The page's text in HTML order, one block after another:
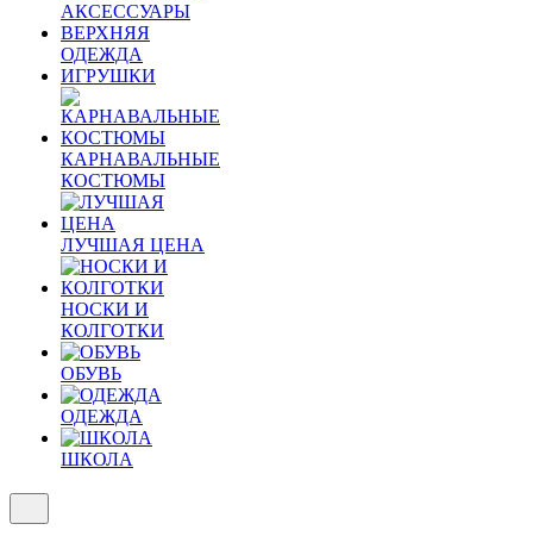
АКСЕССУАРЫ
ВЕРХНЯЯ
ОДЕЖДА
ИГРУШКИ
КАРНАВАЛЬНЫЕ
КОСТЮМЫ
ЛУЧШАЯ ЦЕНА
НОСКИ И
КОЛГОТКИ
ОБУВЬ
ОДЕЖДА
ШКОЛА